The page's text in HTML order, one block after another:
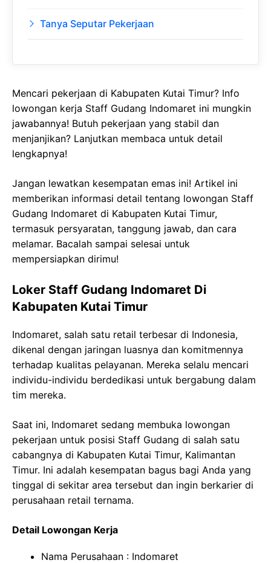
Tanya Seputar Pekerjaan
Mencari pekerjaan di Kabupaten Kutai Timur? Info
lowongan kerja Staff Gudang Indomaret ini mungkin
jawabannya! Butuh pekerjaan yang stabil dan
menjanjikan? Lanjutkan membaca untuk detail
lengkapnya!
Jangan lewatkan kesempatan emas ini! Artikel ini
memberikan informasi detail tentang lowongan Staff
Gudang Indomaret di Kabupaten Kutai Timur,
termasuk persyaratan, tanggung jawab, dan cara
melamar. Bacalah sampai selesai untuk
mempersiapkan dirimu!
Loker Staff Gudang Indomaret Di
Kabupaten Kutai Timur
Indomaret, salah satu retail terbesar di Indonesia,
dikenal dengan jaringan luasnya dan komitmennya
terhadap kualitas pelayanan. Mereka selalu mencari
individu-individu berdedikasi untuk bergabung dalam
tim mereka.
Saat ini, Indomaret sedang membuka lowongan
pekerjaan untuk posisi Staff Gudang di salah satu
cabangnya di Kabupaten Kutai Timur, Kalimantan
Timur. Ini adalah kesempatan bagus bagi Anda yang
tinggal di sekitar area tersebut dan ingin berkarier di
perusahaan retail ternama.
Detail Lowongan Kerja
Nama Perusahaan : Indomaret